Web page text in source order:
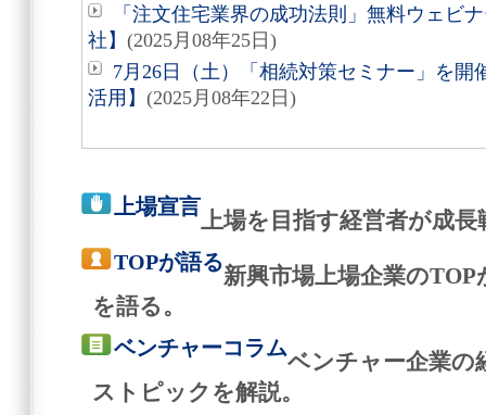
「注文住宅業界の成功法則」無料ウェビ
社】 (2025月08年25日)
7月26日（土）「相続対策セミナー」を開
活用】 (2025月08年22日)
上場宣言
上場を目指す経営者が成
TOPが語る
新興市場上場企業の
を語る。
ベンチャーコラム
ベンチャー企業の
ストピックを解説。